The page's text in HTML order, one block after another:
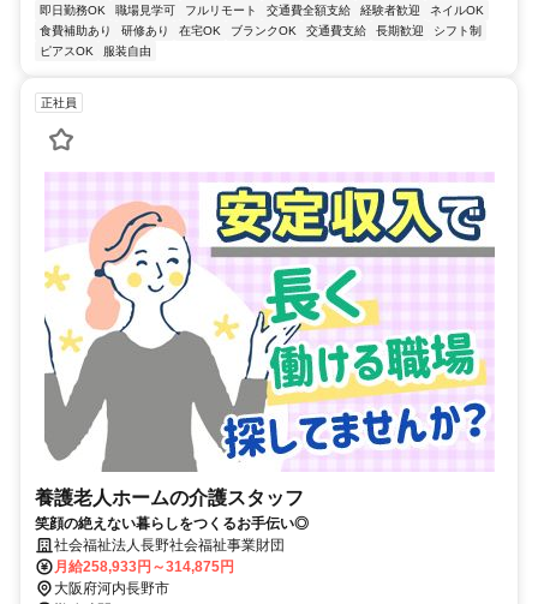
即日勤務OK
職場見学可 フルリモート 交通費全額支給 経験者歓迎
ネイルOK
食費補助あり
研修あり 在宅OK ブランクOK 交通費支給 長期歓迎
シフト制
ピアスOK
服装自由
正社員
養護老人ホームの介護スタッフ
笑顔の絶えない暮らしをつくるお手伝い◎
社会福祉法人長野社会福祉事業財団
月給258,933円～314,875円
大阪府河内長野市